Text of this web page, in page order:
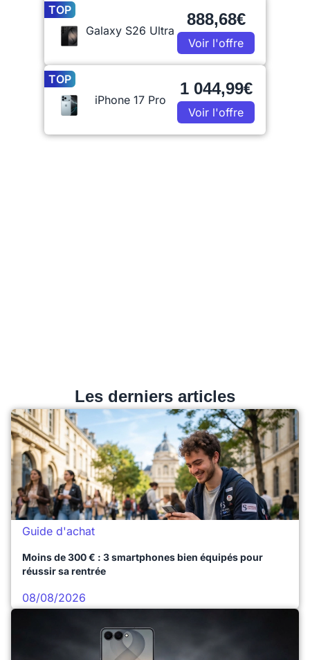
TOP
Galaxy S26 Ultra
888,68€
Voir l'offre
TOP
iPhone 17 Pro
1 044,99€
Voir l'offre
Les derniers articles
Guide d'achat
Moins de 300 € : 3 smartphones bien équipés pour
réussir sa rentrée
08/08/2026